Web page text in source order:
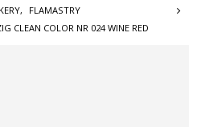
,
FLAMASTRY
CLEAN COLOR NR 024 WINE RED